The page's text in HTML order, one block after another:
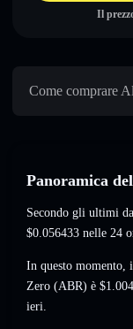
Il
Come comprare
Panoramica
Secondo gli ultimi
$0.056433 nelle 24
In questo
Zero (ABR) è
ieri.